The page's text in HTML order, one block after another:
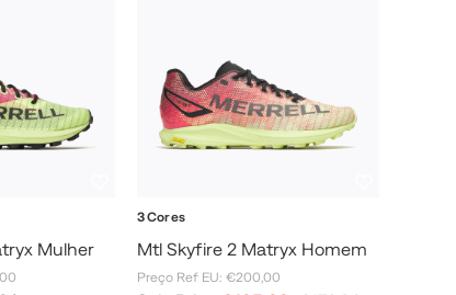
Mulher
3 Cores
Mtl Skyfire 2 Matryx Homem
Preço Ref EU: €200,00